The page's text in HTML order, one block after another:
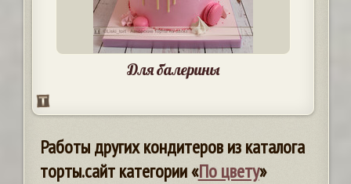
Для балерины
Работы других кондитеров из каталога
торты.сайт категории «По цвету»